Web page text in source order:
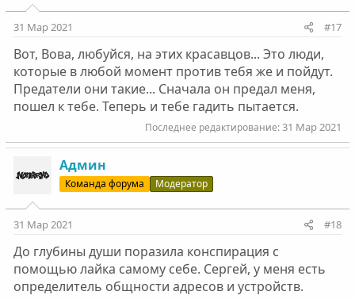
31 Мар 2021 #17
Вот, Вова, любуйся, на этих красавцов... Это люди,
которые в любой момент против тебя же и пойдут.
Предатели они такие... Сначала он предал меня,
пошел к тебе. Теперь и тебе гадить пытается.
Последнее редактирование:31 Мар 2021
Админ
Команда форума Модератор
31 Мар 2021 #18
До глубины души поразила конспирация с
помощью лайка самому себе. Сергей, у меня есть
определитель общности адресов и устройств.